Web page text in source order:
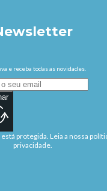
e receba todas as novidades.
protegida. Leia a nossa
privacidade.